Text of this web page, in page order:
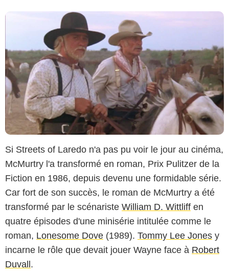
Si Streets of Laredo n'a pas pu voir le jour au cinéma,
McMurtry l'a transformé en roman, Prix Pulitzer de la
Fiction en 1986, depuis devenu une formidable série.
Car fort de son succès, le roman de McMurtry a été
transformé par le scénariste William D. Wittliff en
quatre épisodes d'une minisérie intitulée comme le
roman, Lonesome Dove (1989). Tommy Lee Jones y
incarne le rôle que devait jouer Wayne face à Robert
Duvall .